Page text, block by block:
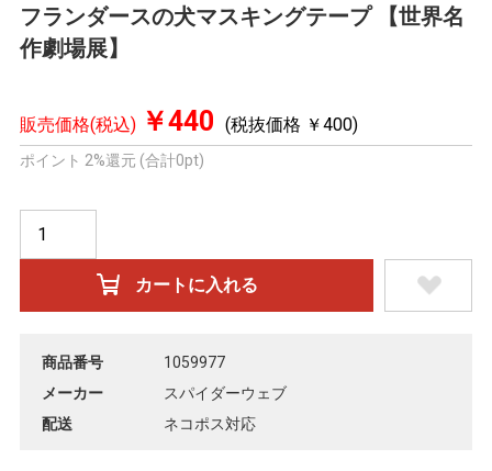
フランダースの犬マスキングテープ 【世界名
作劇場展】
販売価格(税込) ￥440 (税抜価格 ￥400)
ポイント 2%還元 (合計0pt)
商品番号
1059977
メーカー
スパイダーウェブ
配送
ネコポス対応